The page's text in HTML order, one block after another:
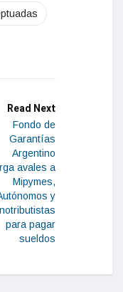
Read Next
Fondo de
Garantías
Argentino
avales a
Mipymes,
y
para pagar
sueldos